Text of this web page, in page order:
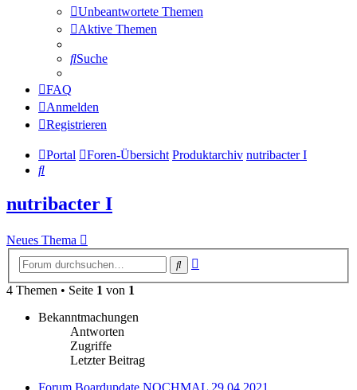
Unbeantwortete Themen
Aktive Themen
Suche
FAQ
Anmelden
Registrieren
Portal Foren-Übersicht Produktarchiv nutribacter I
Suche
nutribacter I
Neues Thema
Suche
4 Themen • Seite 1 von 1
Bekanntmachungen
Antworten
Zugriffe
Letzter Beitrag
Forum Boardupdate NOCHMAL 29.04.2021